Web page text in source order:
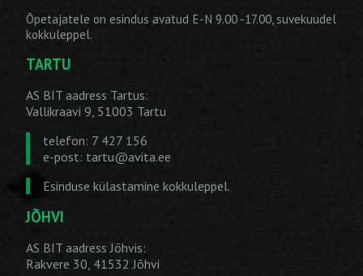
Õpetajatele on esindus avatud E-N 9.00 -17.00, suvekuudel
kokkuleppel.
TARTU
AS BIT aadress Tartus:
Vallikraavi 9, 51003 Tartu
telefon: 7 427 156
e-post: tartu@avita.ee
Esinduse külastamine kokkuleppel.
JÕHVI
AS BIT aadress Jõhvis:
Rakvere 30, 41532 Jõhvi